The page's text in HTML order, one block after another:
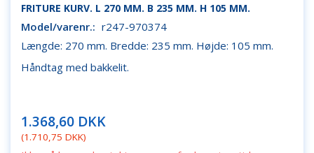
FRITURE KURV. L 270 MM. B 235 MM. H 105 MM.
Model/varenr.: r247-970374
Længde: 270 mm. Bredde: 235 mm. Højde: 105 mm.
Håndtag med bakkelit.
1.368,60 DKK
(1.710,75 DKK)